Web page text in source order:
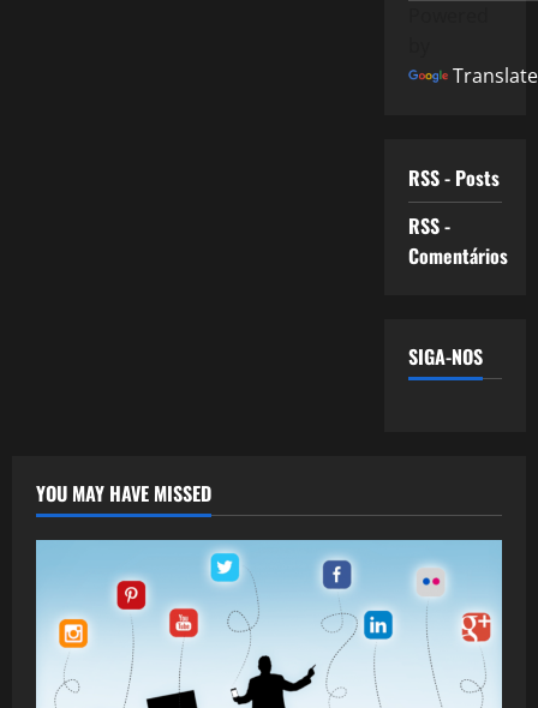
Translate
RSS - Posts
RSS -
Comentários
SIGA-NOS
YOU MAY HAVE MISSED